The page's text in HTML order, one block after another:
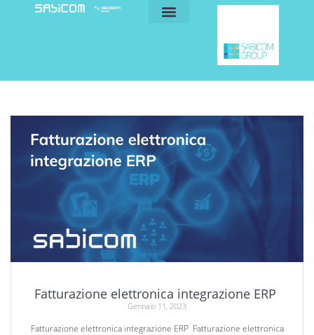
Fatturazione elettronica integrazione ERP
Gennaio 11, 2023
Fatturazione elettronica integrazione ERP Fatturazione elettronica